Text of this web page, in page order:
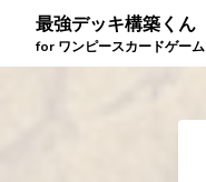
最強デッキ構築くん
for ワンピースカードゲーム